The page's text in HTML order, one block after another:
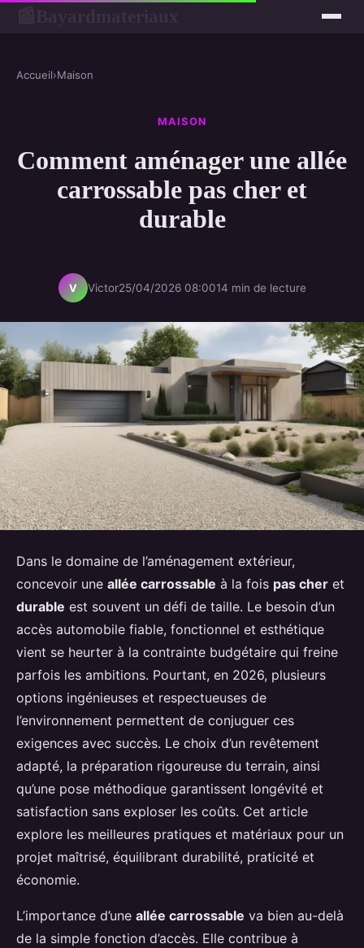
Accueil›Maison
MAISON
Comment aménager une allée
carrossable pas cher et
durable
V Victor25/04/2026 08:0014 min de lecture
Dans le domaine de l’aménagement extérieur,
concevoir une allée carrossable à la fois pas cher et
durable est souvent un défi de taille. Le besoin d’un
accès automobile fiable, fonctionnel et esthétique
vient se heurter à la contrainte budgétaire qui freine
parfois les ambitions. Pourtant, en 2026, plusieurs
options ingénieuses et respectueuses de
l’environnement permettent de conjuguer ces
exigences avec succès. Le choix d’un revêtement
adapté, la préparation rigoureuse du terrain, ainsi
qu’une pose méthodique garantissent longévité et
satisfaction sans exploser les coûts. Cet article
explore les meilleures pratiques et matériaux pour un
projet maîtrisé, équilibrant durabilité, praticité et
économie.
L’importance d’une allée carrossable va bien au-delà
de la simple fonction d’accès. Elle contribue à